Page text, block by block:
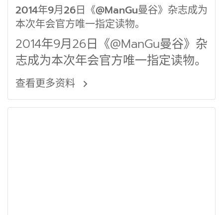
2014年9月26日《@ManGu曼谷》杂志成为
本次年会官方唯一指定读物。
2014年9月26日《@ManGu曼谷》杂
志成为本次年会官方唯一指定读物。
查看更多资料